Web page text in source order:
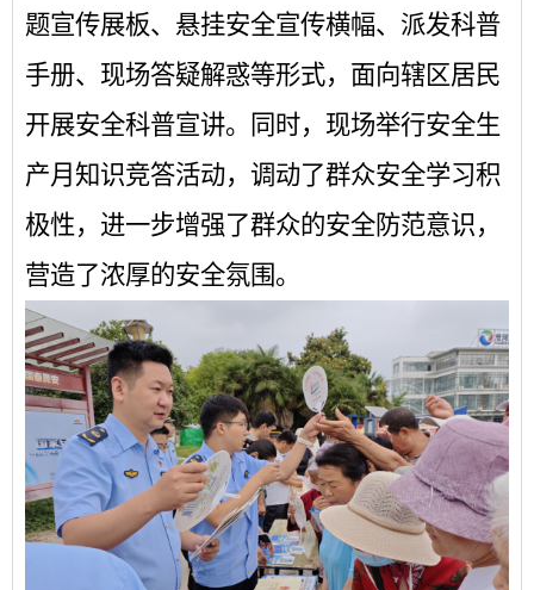
题宣传展板、悬挂安全宣传横幅、派发科普
手册、现场答疑解惑等形式，面向辖区居民
开展安全科普宣讲。同时，现场举行安全生
产月知识竞答活动，调动了群众安全学习积
极性，进一步增强了群众的安全防范意识，
营造了浓厚的安全氛围。